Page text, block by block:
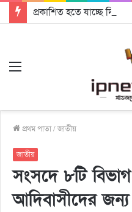
প্রকাশিত হতে যাচ্ছে দি
প্রথম পাতা/জাতীয়
জাতীয়
সংসদে ৮টি
আদিবাসীদের জন্য